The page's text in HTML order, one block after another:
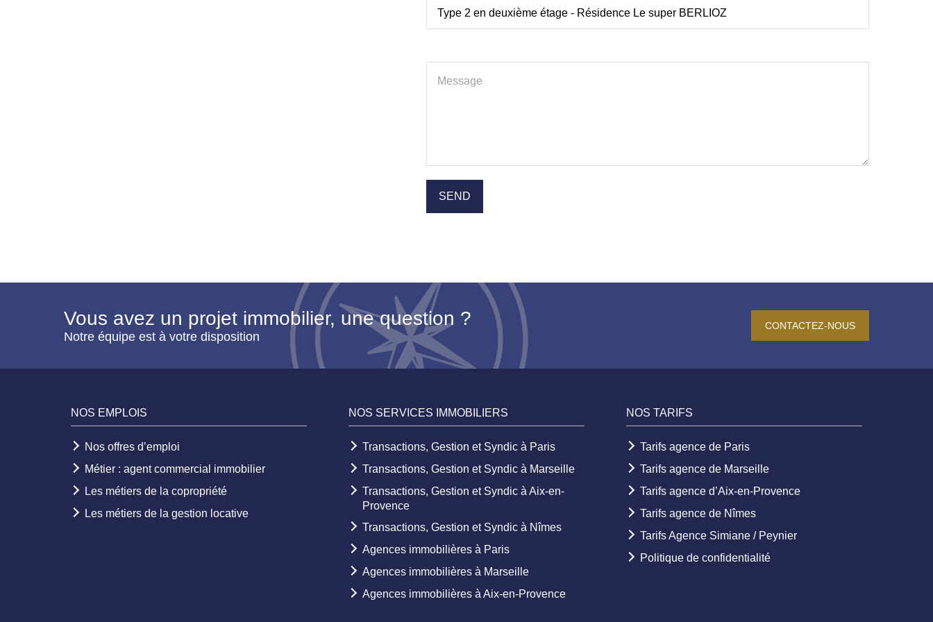
Vous avez un projet immobilier, une question ?
Notre équipe est à votre disposition
CONTACTEZ-NOUS
NOS EMPLOIS
Nos offres d’emploi
Métier : agent commercial immobilier
Les métiers de la copropriété
Les métiers de la gestion locative
NOS SERVICES IMMOBILIERS
Transactions, Gestion et Syndic à Paris
Transactions, Gestion et Syndic à Marseille
Transactions, Gestion et Syndic à Aix-en-
Provence
Transactions, Gestion et Syndic à Nîmes
Agences immobilières à Paris
Agences immobilières à Marseille
Agences immobilières à Aix-en-Provence
NOS TARIFS
Tarifs agence de Paris
Tarifs agence de Marseille
Tarifs agence d’Aix-en-Provence
Tarifs agence de Nîmes
Tarifs Agence Simiane / Peynier
Politique de confidentialité